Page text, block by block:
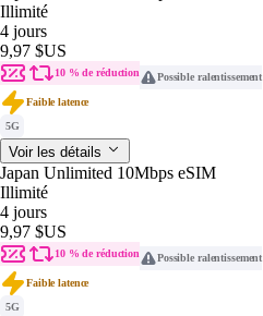
Illimité
4 jours
9,97 $US
10 % de réduction Possible ralentissement
Faible latence
5G
Voir les détails
Japan Unlimited 10Mbps eSIM
Illimité
4 jours
9,97 $US
10 % de réduction Possible ralentissement
Faible latence
5G